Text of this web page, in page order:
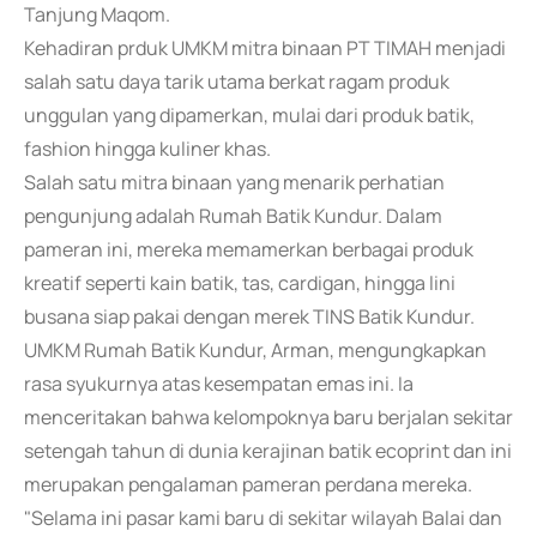
Tanjung Maqom.
Kehadiran prduk UMKM mitra binaan PT TIMAH menjadi
salah satu daya tarik utama berkat ragam produk
unggulan yang dipamerkan, mulai dari produk batik,
fashion hingga kuliner khas.
Salah satu mitra binaan yang menarik perhatian
pengunjung adalah Rumah Batik Kundur. Dalam
pameran ini, mereka memamerkan berbagai produk
kreatif seperti kain batik, tas, cardigan, hingga lini
busana siap pakai dengan merek TINS Batik Kundur.
UMKM Rumah Batik Kundur, Arman, mengungkapkan
rasa syukurnya atas kesempatan emas ini. Ia
menceritakan bahwa kelompoknya baru berjalan sekitar
setengah tahun di dunia kerajinan batik ecoprint dan ini
merupakan pengalaman pameran perdana mereka.
"Selama ini pasar kami baru di sekitar wilayah Balai dan